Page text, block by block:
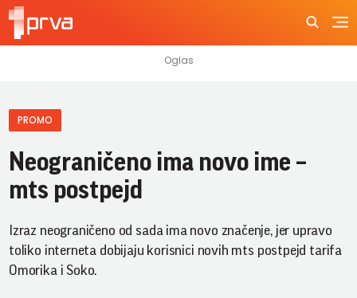
PROMO
Neograničeno ima novo ime –
mts postpejd
Izraz neograničeno od sada ima novo značenje, jer upravo
toliko interneta dobijaju korisnici novih mts postpejd tarifa
Omorika i Soko.